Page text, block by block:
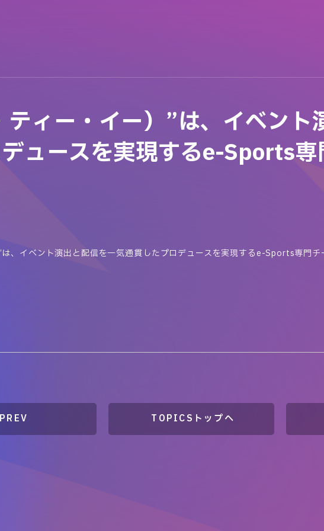
ティー・イー）”は、イベン
ュースを実現するe-Sports
、イベント演出と配信を一気通貫したプロデュースを実現するe-Sports専門チ
PREV TOPICSトップへ